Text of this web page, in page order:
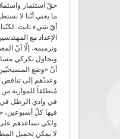
حقّ استثمار
ما يعني أنّنا لا
أيّ شيء ثابت. لكنّنا
الإعداد مع
وترميمه، إلّا أنّ
وتحاول بكركي
أنّ «وضع
وعددُهم إلى تناقص
مُنطلقاً للموارنة من
في وادي الرطل في
فيها كلّ أسبوعين،
ولكي نساعدهم
لا يمكن تحميل